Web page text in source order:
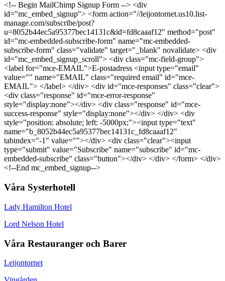
<!-- Begin MailChimp Signup Form --> <div
id="mc_embed_signup"> <form action="//leijontornet.us10.list-
manage.com/subscribe/post?
u=8052b44ec5a95377bec14131c&id=fd8caaaf12" method="post"
id="mc-embedded-subscribe-form" name="mc-embedded-
subscribe-form" class="validate" target="_blank" novalidate> <div
id="mc_embed_signup_scroll"> <div class="mc-field-group">
<label for="mce-EMAIL">E-postadress <input type="email"
value="" name="EMAIL" class="required email" id="mce-
EMAIL"> </label> </div> <div id="mce-responses" class="clear">
<div class="response" id="mce-error-response"
style="display:none"></div> <div class="response" id="mce-
success-response" style="display:none"></div> </div> <div
style="position: absolute; left: -5000px;"><input type="text"
name="b_8052b44ec5a95377bec14131c_fd8caaaf12"
tabindex="-1" value=""></div> <div class="clear"><input
type="submit" value="Subscribe" name="subscribe" id="mc-
embedded-subscribe" class="button"></div> </div> </form> </div>
<!--End mc_embed_signup-->
Våra Systerhotell
Lady Hamilton Hotel
Lord Nelson Hotel
Våra Restauranger och Barer
Leijontornet